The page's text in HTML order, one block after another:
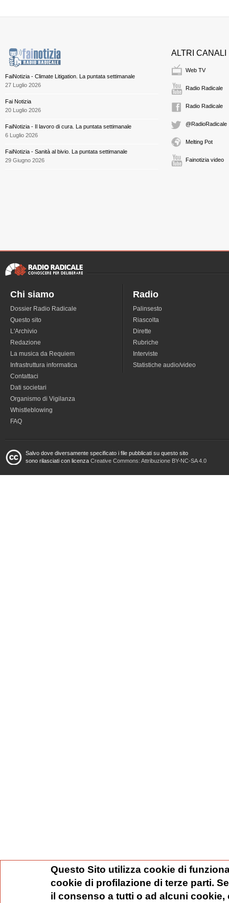
FaiNotizia - Climate Litigation. La puntata settimanale
27 Luglio 2026
Fai Notizia
20 Luglio 2026
FaiNotizia - Il lavoro di cura. La puntata settimanale
6 Luglio 2026
FaiNotizia - Sanità al bivio. La puntata settimanale
29 Giugno 2026
ALTRI CANALI
Web TV
Radio Radicale
Radio Radicale
@RadioRadicale
Melting Pot
Fainotizia video
Chi siamo
Dossier Radio Radicale
Questo sito
L'Archivio
Redazione
La musica da Requiem
Infrastruttura informatica
Contattaci
Dati societari
Organismo di Vigilanza
Whistleblowing
FAQ
Radio
Palinsesto
Riascolta
Dirette
Rubriche
Interviste
Statistiche audio/video
Salvo dove diversamente specificato i file pubblicati su questo sito
sono rilasciati con licenza Creative Commons: Attribuzione BY-NC-SA 4.0
Questo Sito utilizza cookie di
cookie di profilazione di terze parti.
il consenso a tutti o ad alcuni